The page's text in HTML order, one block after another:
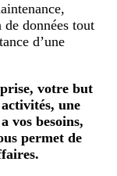
données tout
d’une
votre but
une
vos besoins,
permet de